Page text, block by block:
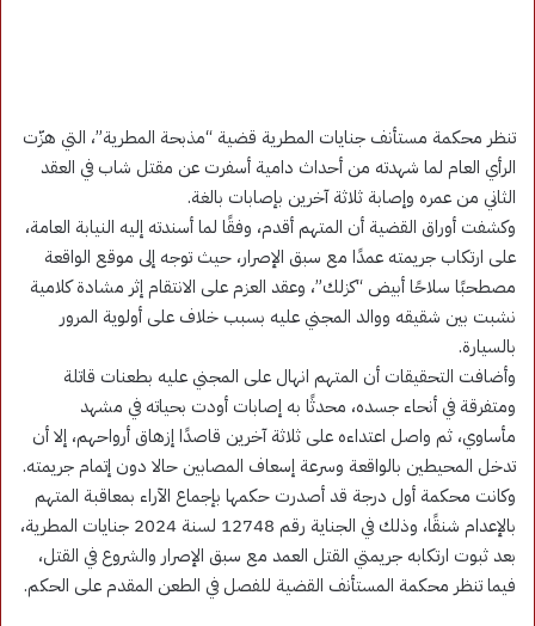
تنظر محكمة مستأنف جنايات المطرية قضية “مذبحة المطرية”، التي هزّت
الرأي العام لما شهدته من أحداث دامية أسفرت عن مقتل شاب في العقد
الثاني من عمره وإصابة ثلاثة آخرين بإصابات بالغة.
وكشفت أوراق القضية أن المتهم أقدم، وفقًا لما أسندته إليه النيابة العامة،
على ارتكاب جريمته عمدًا مع سبق الإصرار، حيث توجه إلى موقع الواقعة
مصطحبًا سلاحًا أبيض “كزلك”، وعقد العزم على الانتقام إثر مشادة كلامية
نشبت بين شقيقه ووالد المجني عليه بسبب خلاف على أولوية المرور
بالسيارة.
وأضافت التحقيقات أن المتهم انهال على المجني عليه بطعنات قاتلة
ومتفرقة في أنحاء جسده، محدثًا به إصابات أودت بحياته في مشهد
مأساوي، ثم واصل اعتداءه على ثلاثة آخرين قاصدًا إزهاق أرواحهم، إلا أن
تدخل المحيطين بالواقعة وسرعة إسعاف المصابين حالا دون إتمام جريمته.
وكانت محكمة أول درجة قد أصدرت حكمها بإجماع الآراء بمعاقبة المتهم
بالإعدام شنقًا، وذلك في الجناية رقم 12748 لسنة 2024 جنايات المطرية،
بعد ثبوت ارتكابه جريمتي القتل العمد مع سبق الإصرار والشروع في القتل،
فيما تنظر محكمة المستأنف القضية للفصل في الطعن المقدم على الحكم.